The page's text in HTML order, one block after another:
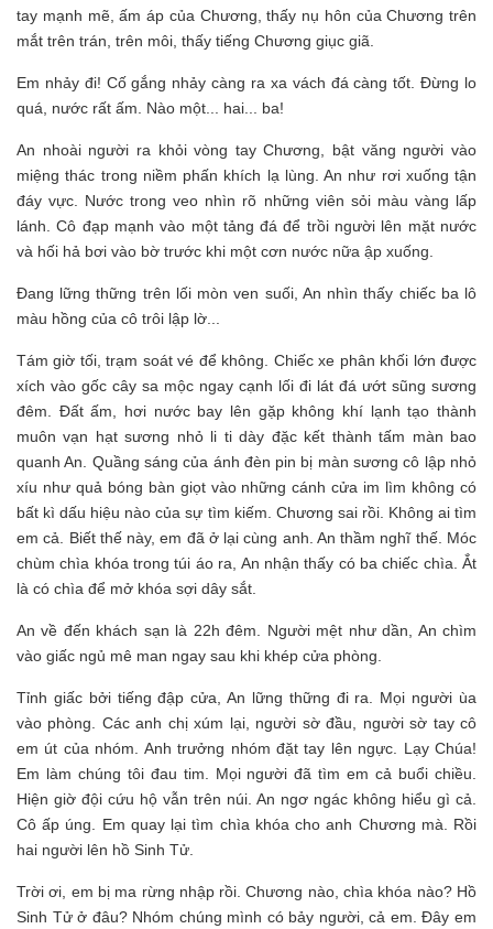
tay mạnh mẽ, ấm áp của Chương, thấy nụ hôn của Chương trên
mắt trên trán, trên môi, thấy tiếng Chương giục giã.
Em nhảy đi! Cố gắng nhảy càng ra xa vách đá càng tốt. Đừng lo
quá, nước rất ấm. Nào một... hai... ba!
An nhoài người ra khỏi vòng tay Chương, bật văng người vào
miệng thác trong niềm phấn khích lạ lùng. An như rơi xuống tận
đáy vực. Nước trong veo nhìn rõ những viên sỏi màu vàng lấp
lánh. Cô đạp mạnh vào một tảng đá để trồi người lên mặt nước
và hối hả bơi vào bờ trước khi một cơn nước nữa ập xuống.
Đang lững thững trên lối mòn ven suối, An nhìn thấy chiếc ba lô
màu hồng của cô trôi lập lờ...
Tám giờ tối, trạm soát vé để không. Chiếc xe phân khối lớn được
xích vào gốc cây sa mộc ngay cạnh lối đi lát đá ướt sũng sương
đêm. Đất ấm, hơi nước bay lên gặp không khí lạnh tạo thành
muôn vạn hạt sương nhỏ li ti dày đặc kết thành tấm màn bao
quanh An. Quầng sáng của ánh đèn pin bị màn sương cô lập nhỏ
xíu như quả bóng bàn giọt vào những cánh cửa im lìm không có
bất kì dấu hiệu nào của sự tìm kiếm. Chương sai rồi. Không ai tìm
em cả. Biết thế này, em đã ở lại cùng anh. An thầm nghĩ thế. Móc
chùm chìa khóa trong túi áo ra, An nhận thấy có ba chiếc chìa. Ắt
là có chìa để mở khóa sợi dây sắt.
An về đến khách sạn là 22h đêm. Người mệt như dần, An chìm
vào giấc ngủ mê man ngay sau khi khép cửa phòng.
Tỉnh giấc bởi tiếng đập cửa, An lững thững đi ra. Mọi người ùa
vào phòng. Các anh chị xúm lại, người sờ đầu, người sờ tay cô
em út của nhóm. Anh trưởng nhóm đặt tay lên ngực. Lạy Chúa!
Em làm chúng tôi đau tim. Mọi người đã tìm em cả buổi chiều.
Hiện giờ đội cứu hộ vẫn trên núi. An ngơ ngác không hiểu gì cả.
Cô ấp úng. Em quay lại tìm chìa khóa cho anh Chương mà. Rồi
hai người lên hồ Sinh Tử.
Trời ơi, em bị ma rừng nhập rồi. Chương nào, chìa khóa nào? Hồ
Sinh Tử ở đâu? Nhóm chúng mình có bảy người, cả em. Đây em